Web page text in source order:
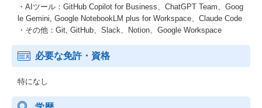
・AIツール：GitHub Copilot for Business、ChatGPT Team、Goog
le Gemini, Google NotebookLM plus for Workspace、Claude Code
・その他：Git, GitHub、Slack、Notion、Google Workspace
必要な免許・資格
特になし